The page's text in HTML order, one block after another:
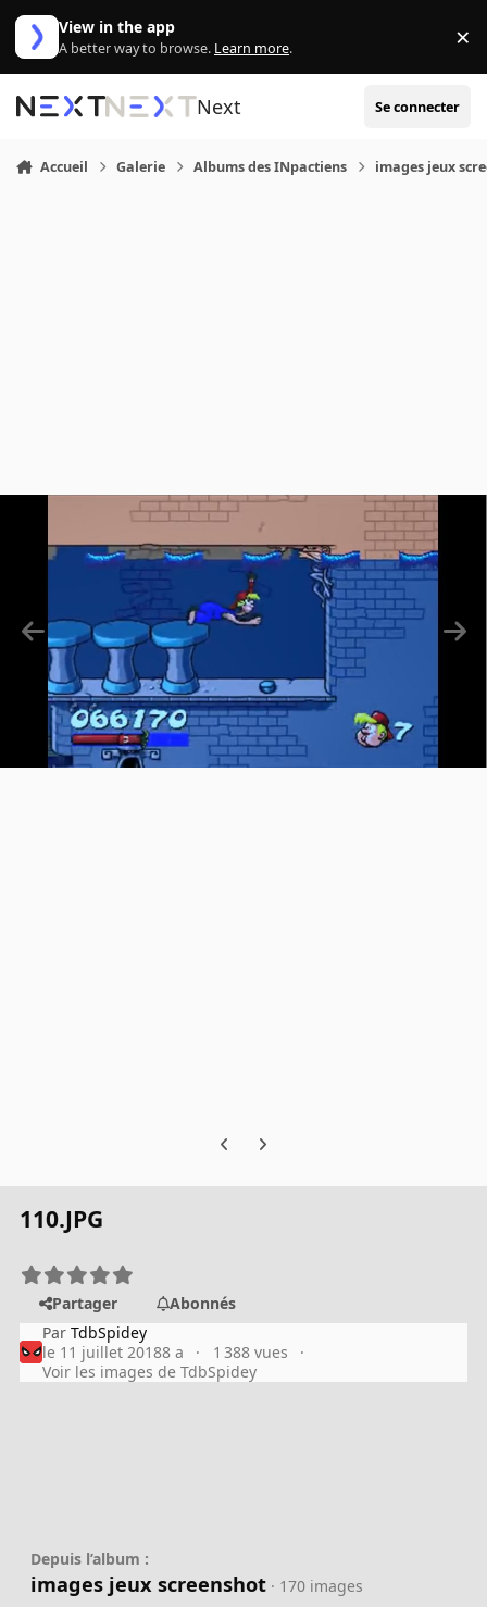
Aller au contenu
View in the app
A better way to browse. Learn more. ×
Next Se connecter
Accueil Galerie Albums des INpactiens images jeux
Previous carousel slide
Next carousel slide
110.JPG
Partager
Abonnés
ParTdbSpidey
le 11 juillet 20188 a
1 388 vues
Voir les images de TdbSpidey
Depuis l’album :
images jeux screenshot · 170 images